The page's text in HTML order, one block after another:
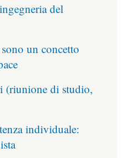
del
un concetto
(riunione di studio,
individuale: